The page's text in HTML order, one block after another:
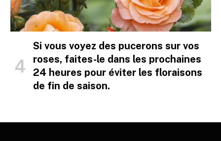
Si vous voyez des pucerons sur vos
roses, faites-le dans les prochaines
24 heures pour éviter les floraisons
de fin de saison.